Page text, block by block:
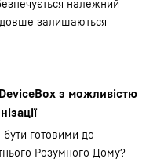
належний
довше залишаються
з можливістю
бути готовими до
Розумного Дому?